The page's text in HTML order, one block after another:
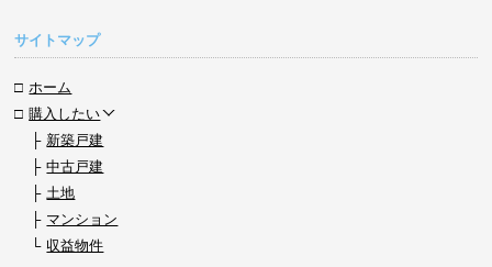
サイトマップ
ホーム
購入したい
新築戸建
中古戸建
土地
マンション
収益物件